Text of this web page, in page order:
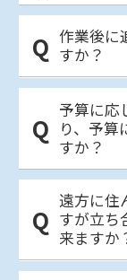
作業後に
すか？
予算に応
り、予算
すか？
遠方に住
すが立ち
来ますか